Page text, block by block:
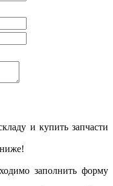
и купить запчасти
заполнить форму